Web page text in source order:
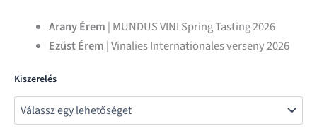
Arany Érem | MUNDUS VINI Spring Tasting 2026
Ezüst Érem | Vinalies Internationales verseny 2026
Kiszerelés